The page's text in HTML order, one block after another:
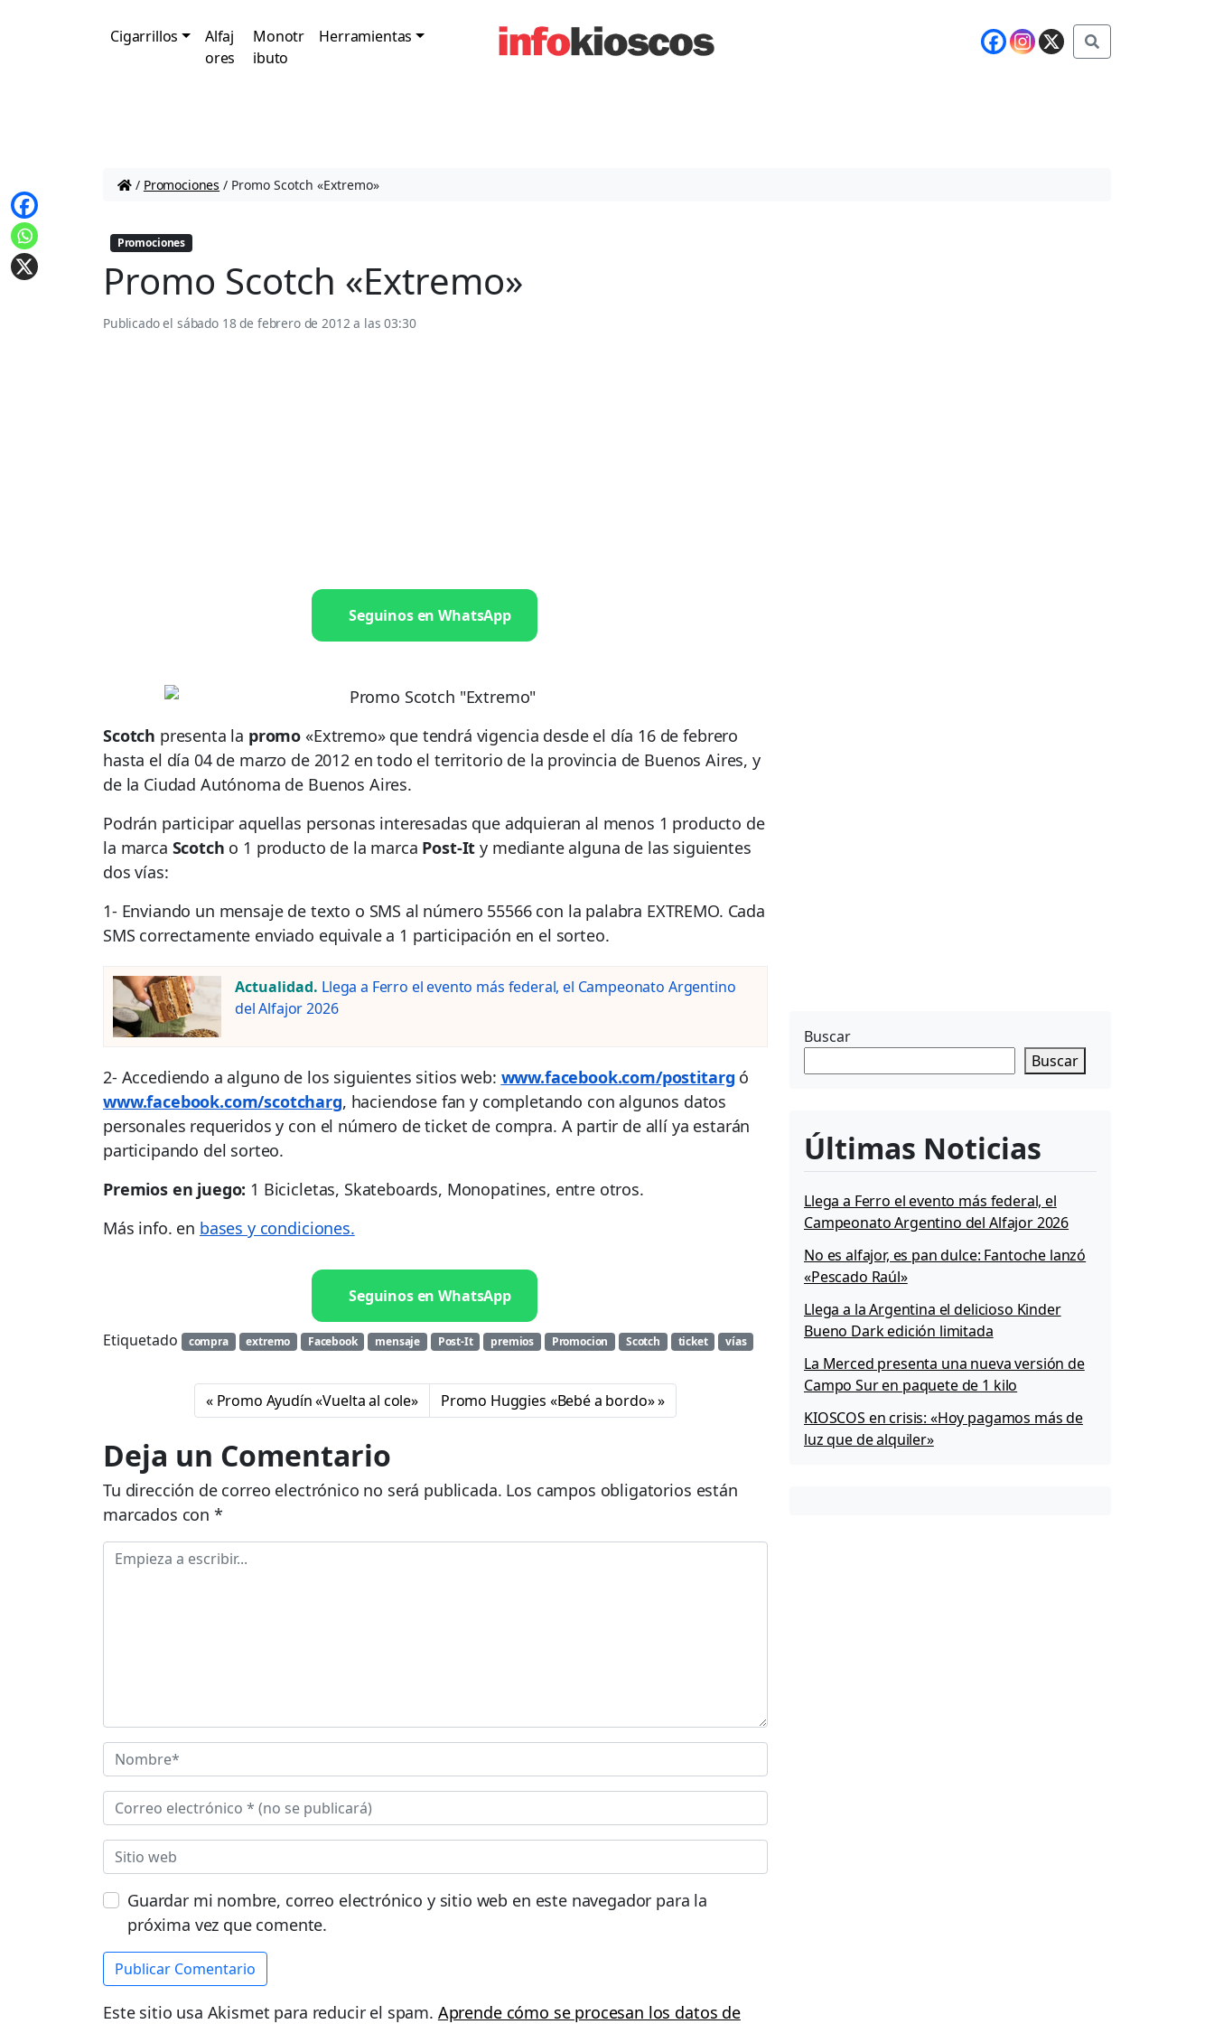
Cigarrillos
Alfaj
ores
Monotr
ibuto
Herramientas
/ Promociones / Promo Scotch «Extremo»
Promociones
Promo Scotch «Extremo»
Publicado el sábado 18 de febrero de 2012 a las 03:30
Seguinos en WhatsApp
Scotch presenta la promo «Extremo» que tendrá vigencia desde el día 16 de febrero
hasta el día 04 de marzo de 2012 en todo el territorio de la provincia de Buenos Aires, y
de la Ciudad Autónoma de Buenos Aires.
Podrán participar aquellas personas interesadas que adquieran al menos 1 producto de
la marca Scotch o 1 producto de la marca Post-It y mediante alguna de las siguientes
dos vías:
1- Enviando un mensaje de texto o SMS al número 55566 con la palabra EXTREMO. Cada
SMS correctamente enviado equivale a 1 participación en el sorteo.
Actualidad. Llega a Ferro el evento más federal, el Campeonato Argentino
del Alfajor 2026
2- Accediendo a alguno de los siguientes sitios web: www.facebook.com/postitarg ó
www.facebook.com/scotcharg, haciendose fan y completando con algunos datos
personales requeridos y con el número de ticket de compra. A partir de allí ya estarán
participando del sorteo.
Premios en juego: 1 Bicicletas, Skateboards, Monopatines, entre otros.
Más info. en bases y condiciones.
Seguinos en WhatsApp
Etiquetado compra extremo Facebook mensaje Post-It premios Promocion Scotch ticket vías
Promo Ayudín «Vuelta al cole» Promo Huggies «Bebé a bordo»
Deja un Comentario
Tu dirección de correo electrónico no será publicada. Los campos obligatorios están
marcados con *
Guardar mi nombre, correo electrónico y sitio web en este navegador para la
próxima vez que comente.
Este sitio usa Akismet para reducir el spam. Aprende cómo se procesan los datos de
Buscar
Buscar
Últimas Noticias
Llega a Ferro el evento más federal, el
Campeonato Argentino del Alfajor 2026
No es alfajor, es pan dulce: Fantoche lanzó
«Pescado Raúl»
Llega a la Argentina el delicioso Kinder
Bueno Dark edición limitada
La Merced presenta una nueva versión de
Campo Sur en paquete de 1 kilo
KIOSCOS en crisis: «Hoy pagamos más de
luz que de alquiler»